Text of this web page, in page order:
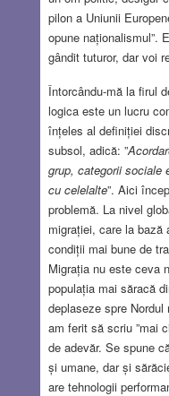
pilon a Uniunii
opune naționalismul”.
gândit tuturor, dar voi
Întorcându-mă la firul
logica este un lucru
înțeles al definiției
subsol, adică: ”
grup, categorii sociale
cu celelalte”. Aici
problemă. La nivel
migrației, care la bază
condiții mai bune de
Migrația nu este ceva
populația mai săracă
deplaseze spre
am ferit să scriu ”mai
de adevăr. Se spune
și umane, dar și
are tehnologii